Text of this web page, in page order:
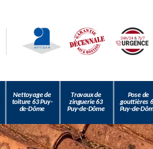
Nettoyage de
toiture 63 Puy-
de-Dôme
Travaux de
zinguerie 63
Puy-de-Dôme
Pose de
gouttières
Puy-de-